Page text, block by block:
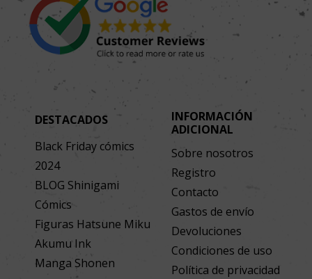
DESTACADOS
Black Friday cómics
2024
BLOG Shinigami
Cómics
Figuras Hatsune Miku
Akumu Ink
Manga Shonen
INFORMACIÓN
ADICIONAL
Sobre nosotros
Registro
Contacto
Gastos de envío
Devoluciones
Condiciones de uso
Política de privacidad